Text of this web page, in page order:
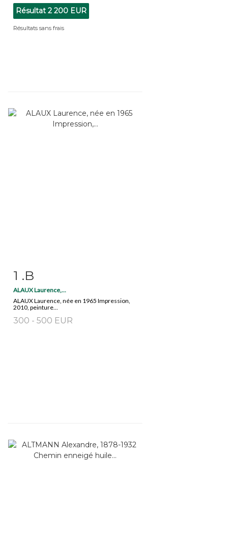
Résultat 2 200 EUR
Résultats sans frais
Fiche détaillée
1 .B
ALAUX Laurence,...
ALAUX Laurence, née en 1965 Impression,
2010, peinture...
300 - 500 EUR